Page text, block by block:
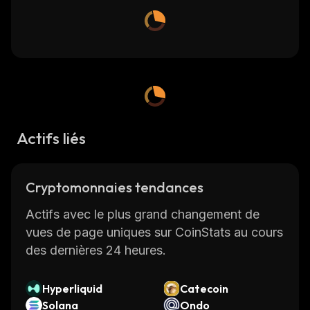
Actifs liés
Cryptomonnaies tendances
Actifs avec le plus grand changement de
vues de page uniques sur CoinStats au cours
des dernières 24 heures.
Hyperliquid
Catecoin
Solana
Ondo